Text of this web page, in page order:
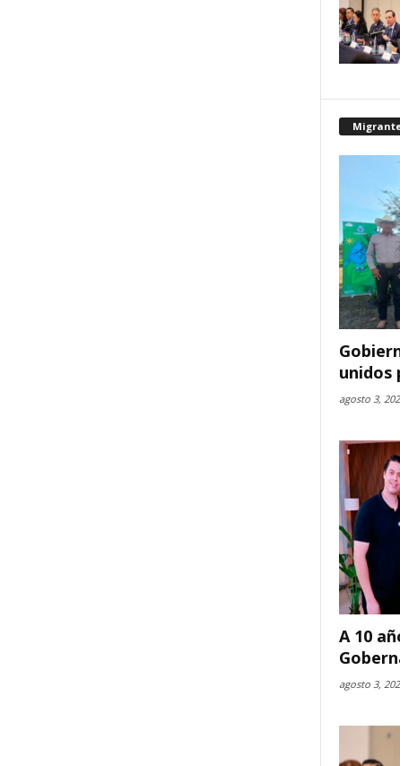
unidos
agosto 3,
A 10
agosto 3,